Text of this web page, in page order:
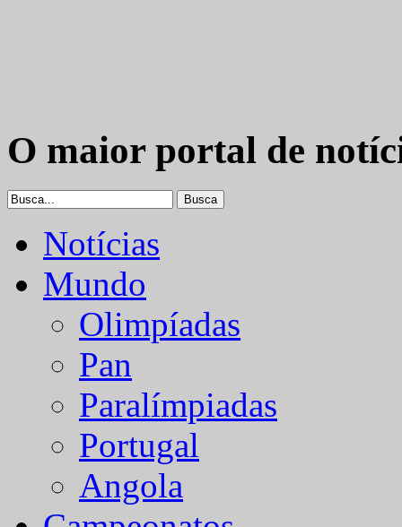
O maior portal de
Notícias
Mundo
Olimpíadas
Pan
Paralímpiadas
Portugal
Angola